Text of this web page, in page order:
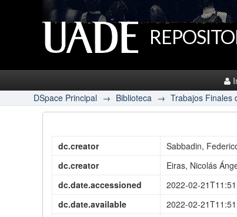
DSpace Principal → Biblioteca → Trabajos Finales
dc.creator
Sabbadin,
dc.creator
Eiras, Nicolás
dc.date.accessioned
2022-02-
dc.date.available
2022-02-